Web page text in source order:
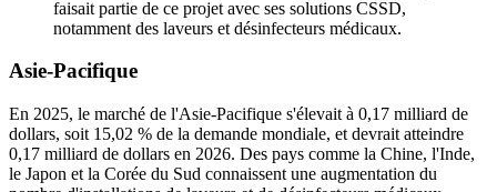
faisait partie de ce projet avec ses solutions CSSD,
notamment des laveurs et désinfecteurs médicaux.
Asie-Pacifique
En 2025, le marché de l'Asie-Pacifique s'élevait à 0,17 milliard de
dollars, soit 15,02 % de la demande mondiale, et devrait atteindre
0,17 milliard de dollars en 2026. Des pays comme la Chine, l'Inde,
le Japon et la Corée du Sud connaissent une augmentation du